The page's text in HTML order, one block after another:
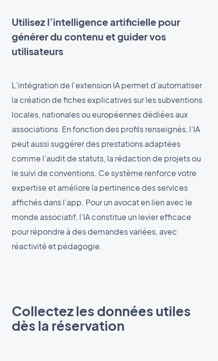
Utilisez l’intelligence artificielle pour
générer du contenu et guider vos
utilisateurs
L’intégration de l’extension IA permet d’automatiser
la création de fiches explicatives sur les subventions
locales, nationales ou européennes dédiées aux
associations. En fonction des profils renseignés, l’IA
peut aussi suggérer des prestations adaptées
comme l’audit de statuts, la rédaction de projets ou
le suivi de conventions. Ce système renforce votre
expertise et améliore la pertinence des services
affichés dans l’app. Pour un avocat en lien avec le
monde associatif, l’IA constitue un levier efficace
pour répondre à des demandes variées, avec
réactivité et pédagogie.
Collectez les données utiles
dès la réservation